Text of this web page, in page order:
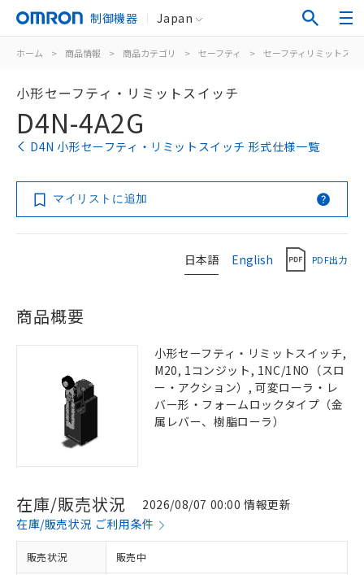
制御機器 Japan
ホーム > 商品情報 > 商品カテゴリ > セーフティ > セーフティリミットスイ
小形セーフティ・リミットスイッチ
D4N-4A2G
D4N 小形セーフティ・リミットスイッチ 形式仕様一覧
マイリストに追加
日本語 English PDF出力
商品概要
小形セーフティ・リミットスイッチ,
M20, 1コンジット, 1NC/1NO（スロ
ー・アクション）, 可変ローラ・レ
バー形・フォームロックタイプ（金
属レバー、樹脂ローラ）
在庫/販売状況
2026/08/07 00:00 情報更新
在庫/販売状況 ご利用条件
販売状況 販売中